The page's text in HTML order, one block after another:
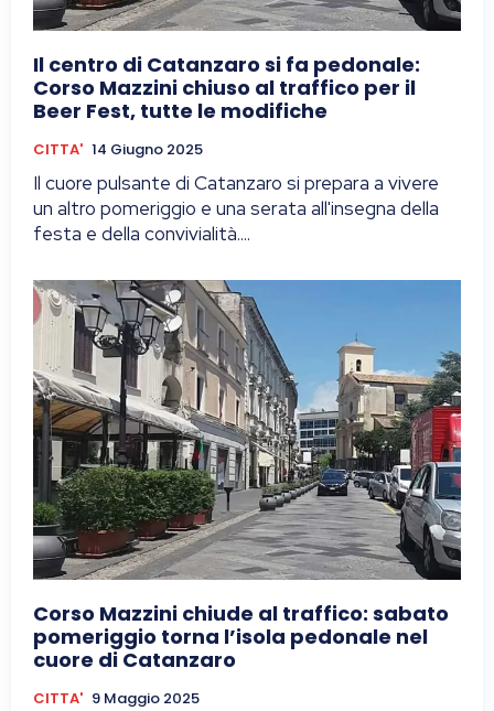
Il centro di Catanzaro si fa pedonale:
Corso Mazzini chiuso al traffico per il
Beer Fest, tutte le modifiche
CITTA' 14 Giugno 2025
Il cuore pulsante di Catanzaro si prepara a vivere
un altro pomeriggio e una serata all'insegna della
festa e della convivialità....
Corso Mazzini chiude al traffico: sabato
pomeriggio torna l’isola pedonale nel
cuore di Catanzaro
CITTA' 9 Maggio 2025